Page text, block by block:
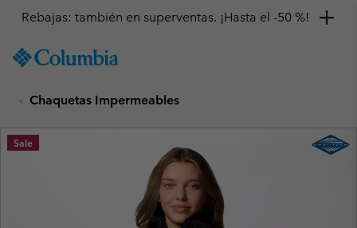
TO
SKIP
MAIN
NAV
Rebajas: también en superventas. ¡Hasta el -50 %!
Chaquetas Impermeables
Sale